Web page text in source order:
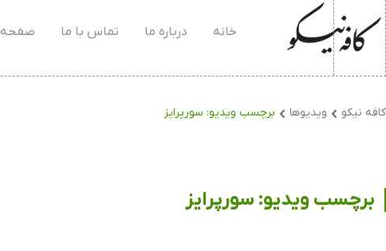
خانه درباره ما تماس با ما
صفحه ۴۰۴
کافه نیکو ویدیو‌ها برچسب ویدیو: سورپرایز
برچسب ویدیو: سورپرایز